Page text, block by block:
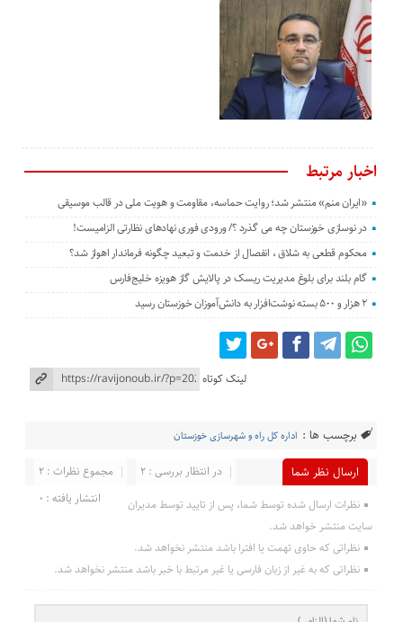
اخبار مرتبط
«ایران منم» منتشر شد؛ روایت حماسه، مقاومت و هویت ملی در قالب موسیقی
در نوسازی خوزستان چه می گذرد ؟/ ورودی فوری نهادهای نظارتی الزامیست!
محکوم قطعی به شلاق ، انفصال از خدمت و تبعید چگونه فرماندار اهواز شد؟
گام بلند برای بلوغ مدیریت ریسک در پالایش گاز هویزه خلیج‌فارس
۲ هزار و ۵۰۰ بسته نوشت‌افزار به دانش‌آموزان خوزستان رسید
لینک کوتاه
برچسب ها : اداره کل راه و شهرسازی خوزستان
ارسال نظر شما مجموع نظرات : 2
در انتظار بررسی : 2
انتشار یافته : 0
نظرات ارسال شده توسط شما، پس از تایید توسط مدیران
سایت منتشر خواهد شد.
نظراتی که حاوی تهمت یا افترا باشد منتشر نخواهد شد.
نظراتی که به غیر از زبان فارسی یا غیر مرتبط با خبر باشد منتشر نخواهد شد.